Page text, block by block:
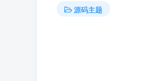
源码主题